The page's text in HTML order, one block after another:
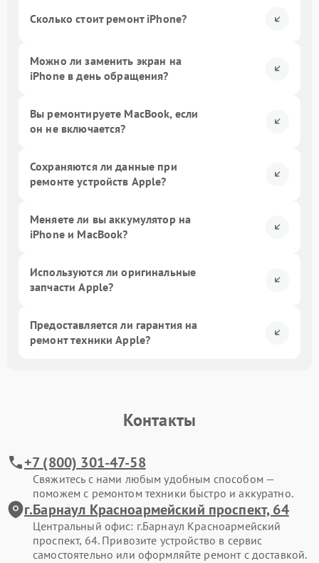
Сколько стоит ремонт iPhone?
Можно ли заменить экран на
iPhone в день обращения?
Вы ремонтируете MacBook, если
он не включается?
Сохраняются ли данные при
ремонте устройств Apple?
Меняете ли вы аккумулятор на
iPhone и MacBook?
Используются ли оригинальные
запчасти Apple?
Предоставляется ли гарантия на
ремонт техники Apple?
Контакты
+7 (800) 301-47-58
Свяжитесь с нами любым удобным способом —
поможем с ремонтом техники быстро и аккуратно.
г.Барнаул Красноармейский проспект, 64
Центральный офис: г.Барнаул Красноармейский
проспект, 64. Привозите устройство в сервис
самостоятельно или оформляйте ремонт с доставкой.